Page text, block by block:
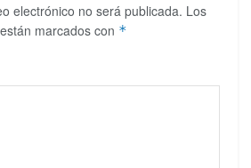
electrónico no será publicada. Los
marcados con *